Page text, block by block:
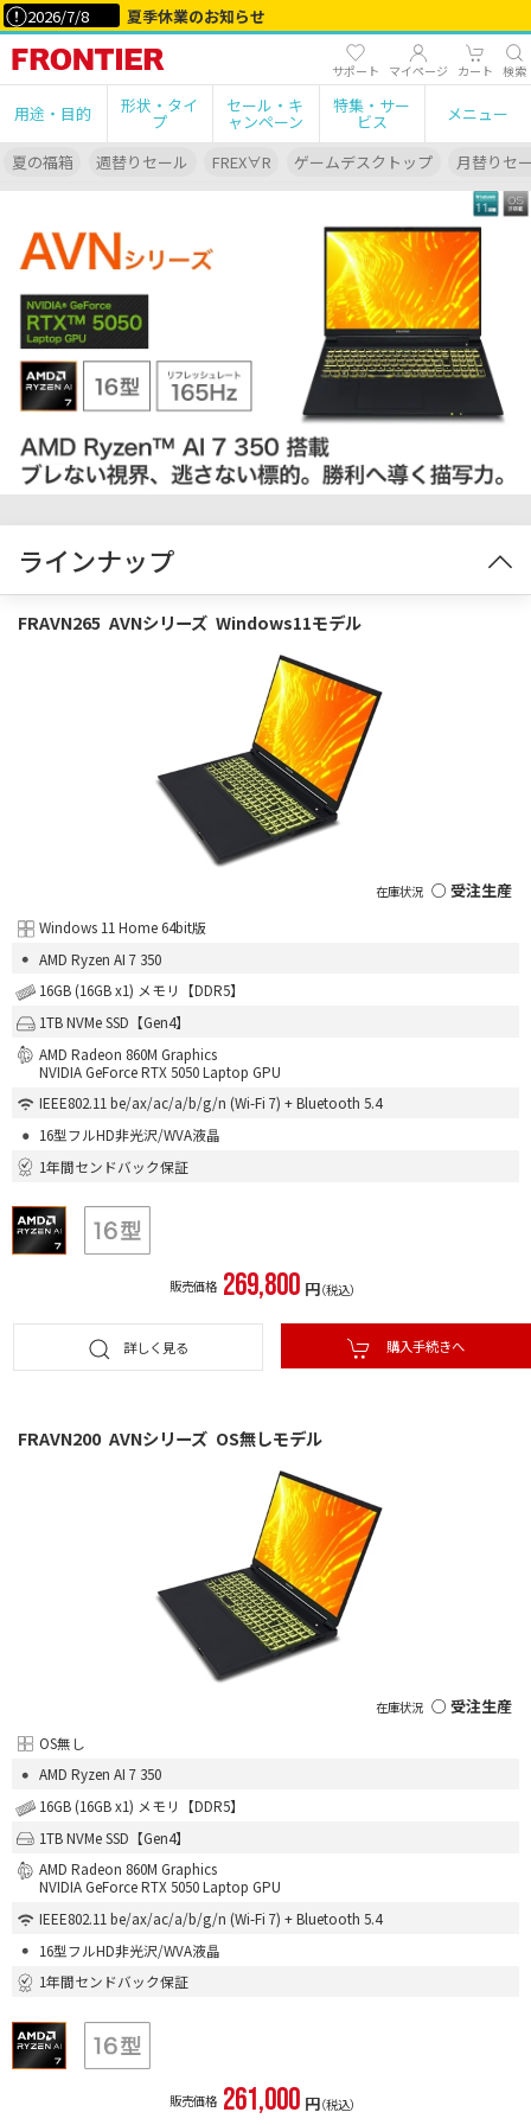
2026/7/8 夏季休業のお知らせ
サポート マイページ カート 検索
用途・目的 形状・タイ
プ
セール・キ
ャンペーン
特集・サー
ビス メニュー
夏の福箱 週替りセール FREX∀R ゲームデスクトップ 月替りセ
ラインナップ
FRAVN265 AVNシリーズ Windows11モデル
○ 受注生産
Windows 11 Home 64bit版
AMD Ryzen AI 7 350
16GB (16GB x1) メモリ【DDR5】
1TB NVMe SSD【Gen4】
AMD Radeon 860M Graphics
NVIDIA GeForce RTX 5050 Laptop GPU
IEEE802.11 be/ax/ac/a/b/g/n (Wi-Fi 7) + Bluetooth 5.4
16型フルHD非光沢/WVA液晶
1年間センドバック保証
販売価格 269,800 円（税込）
詳しく見る 購入手続きへ
FRAVN200 AVNシリーズ OS無しモデル
○ 受注生産
OS無し
AMD Ryzen AI 7 350
16GB (16GB x1) メモリ【DDR5】
1TB NVMe SSD【Gen4】
AMD Radeon 860M Graphics
NVIDIA GeForce RTX 5050 Laptop GPU
IEEE802.11 be/ax/ac/a/b/g/n (Wi-Fi 7) + Bluetooth 5.4
16型フルHD非光沢/WVA液晶
1年間センドバック保証
販売価格 261,000 円（税込）